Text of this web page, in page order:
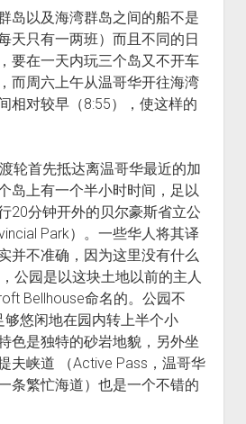
岛以及海湾群岛之间的船不是
天只有一两班）而且不同的日
要在一天内玩三个岛又不开车
而周六上午从温哥华开往海湾
相对较早（8:55），使这样的
轮首先抵达离温哥华最近的加
岛上有一个半小时时间，足以
20分钟开外的贝尔豪斯省立公
Park）。一些华人将其译
并不准确，因为这里没有什么
公园是以这块土地以前的主人
Bellhouse命名的。公园不
够悠闲地在园内转上半个小
色是独特的砂岩地貌，另外坐
夫峡道 （Active Pass，温哥华
条繁忙海道）也是一个不错的